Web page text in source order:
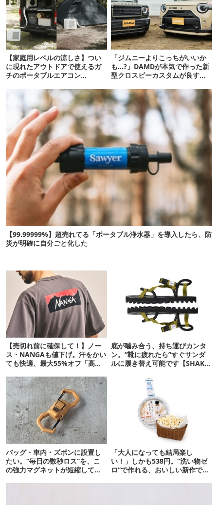
【家庭用レベルの涼しさ】つい
に現れたアウトドアで使えるガ
チのポータブルエアコン
「ジムニーよりこっちがいいか
も…?」DAMDが本気で作った新
型クロスビーカスタムが良すぎ
【99.99999%】超売れてる「ポータブル浄水器」を導入したら、防
災が明確に自分ごと化した
【売切れ前に確保して！】ノー
ス・NANGAも値下げ。汗をかい
ても快適、最大55%オフ「高機
底が噛み合う、持ち運びカンタ
ン。“靴に疲れたら”すぐサンダ
ルに履き替え可能です【SHAKA
バッグ・車内・ズボンに設置し
たい。“毎日の数秒ロス”を、こ
の強力マグネットが短縮してく
「大人になっても結局楽し
い！」しかも538円。“洗い物ゼ
ロ”で作れる、おいしい新作です